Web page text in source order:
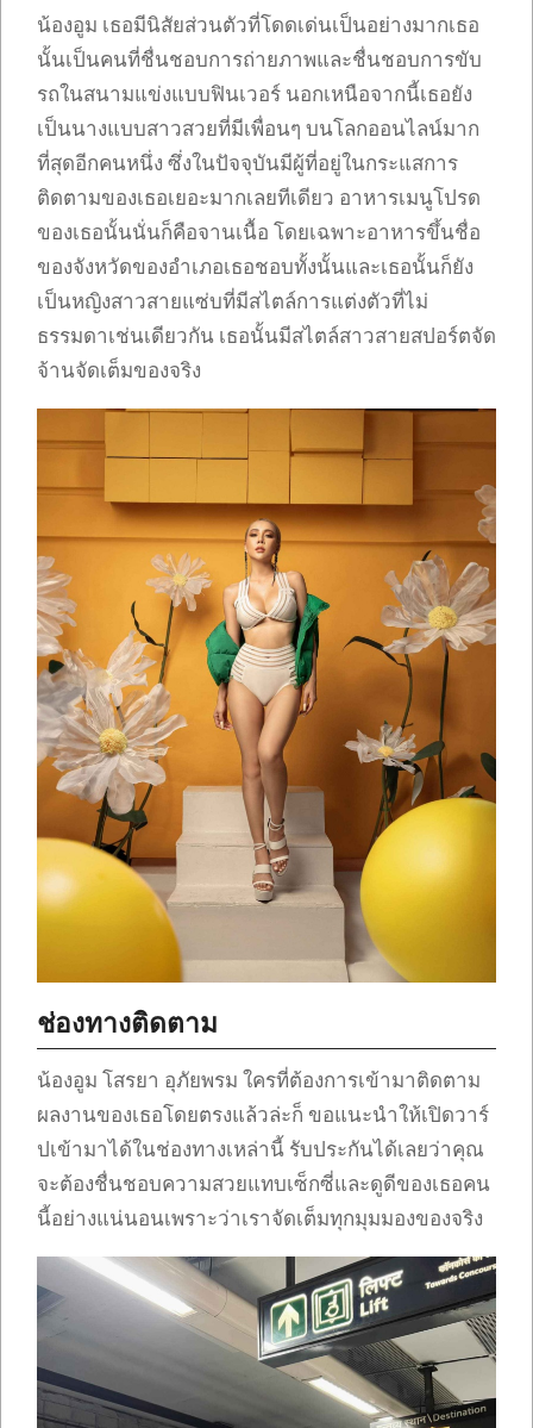
น้องอูม เธอมีนิสัยส่วนตัวที่โดดเด่นเป็นอย่างมากเธอ
นั้นเป็นคนที่ชื่นชอบการถ่ายภาพและชื่นชอบการขับ
รถในสนามแข่งแบบฟินเวอร์ นอกเหนือจากนี้เธอยัง
เป็นนางแบบสาวสวยที่มีเพื่อนๆ บนโลกออนไลน์มาก
ที่สุดอีกคนหนึ่ง ซึ่งในปัจจุบันมีผู้ที่อยู่ในกระแสการ
ติดตามของเธอเยอะมากเลยทีเดียว อาหารเมนูโปรด
ของเธอนั้นนั่นก็คือจานเนื้อ โดยเฉพาะอาหารขึ้นชื่อ
ของจังหวัดของอำเภอเธอชอบทั้งนั้นและเธอนั้นก็ยัง
เป็นหญิงสาวสายแซ่บที่มีสไตล์การแต่งตัวที่ไม่
ธรรมดาเช่นเดียวกัน เธอนั้นมีสไตล์สาวสายสปอร์ตจัด
จ้านจัดเต็มของจริง
ช่องทางติดตาม
น้องอูม โสรยา อุภัยพรม ใครที่ต้องการเข้ามาติดตาม
ผลงานของเธอโดยตรงแล้วล่ะก็ ขอแนะนำให้เปิดวาร์
ปเข้ามาได้ในช่องทางเหล่านี้ รับประกันได้เลยว่าคุณ
จะต้องชื่นชอบความสวยแทบเซ็กซี่และดูดีของเธอคน
นี้อย่างแน่นอนเพราะว่าเราจัดเต็มทุกมุมมองของจริง